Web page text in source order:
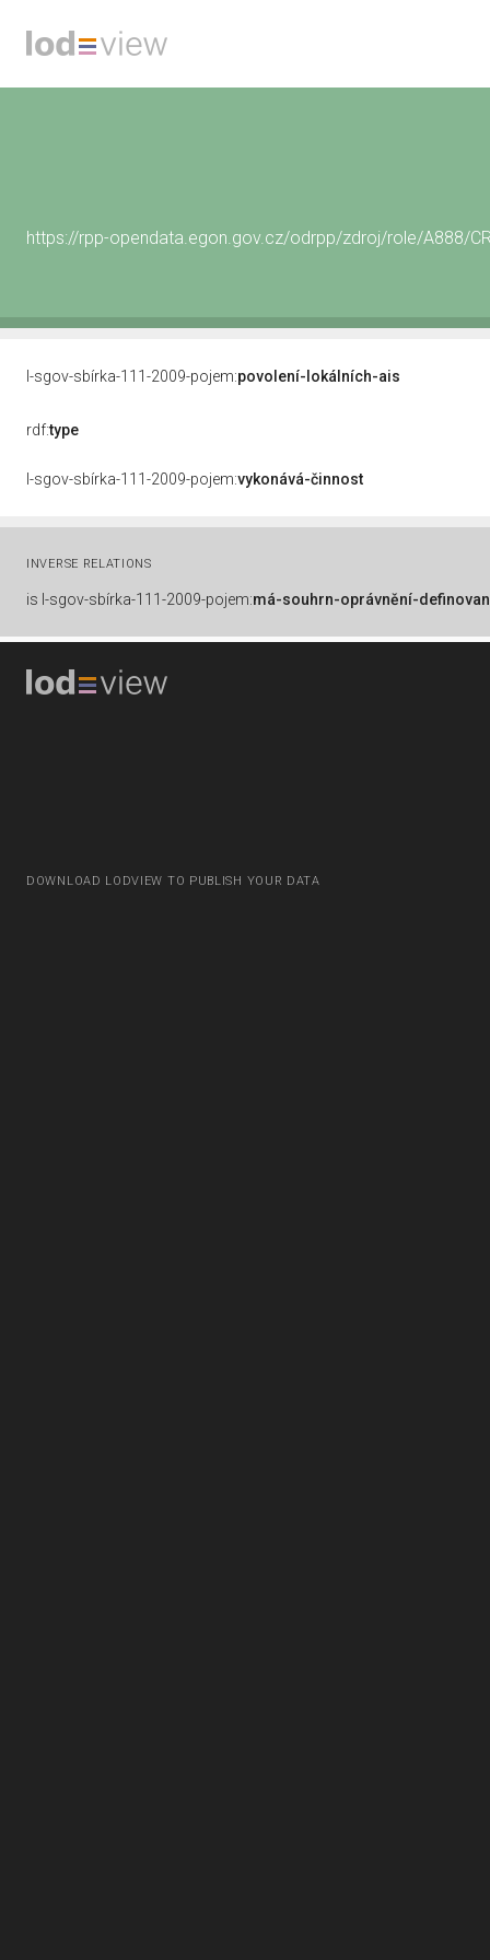
https://rpp-opendata.egon.gov.cz/odrpp/zdroj/role/A888/
l-sgov-sbírka-111-2009-pojem:povolení-lokálních-ais
rdf:type
l-sgov-sbírka-111-2009-pojem:vykonává-činnost
INVERSE RELATIONS
is l-sgov-sbírka-111-2009-pojem:má-souhrn-oprávnění-
DOWNLOAD LODVIEW TO PUBLISH YOUR DATA